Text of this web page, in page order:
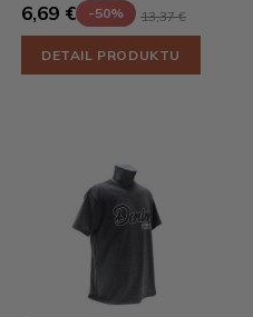
6,69 € -50% 13,37 €
DETAIL PRODUKTU